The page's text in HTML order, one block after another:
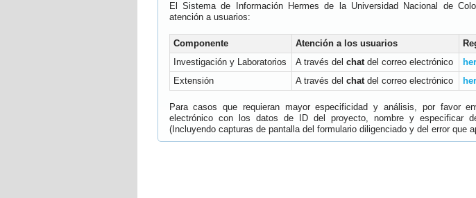
El Sistema de Información Hermes de la Universidad Nacional de
atención a usuarios:
Componente Atención a los usuarios
Investigación y Laboratorios
A través del chatdel correo electrónico
Extensión
A través del chatdel correo electrónico
Para casos que requieran mayor especificidad y análisis, por favor
electrónico con los datos de ID del proyecto, nombre y especificar
(Incluyendo capturas de pantalla del formulario diligenciado y del error que